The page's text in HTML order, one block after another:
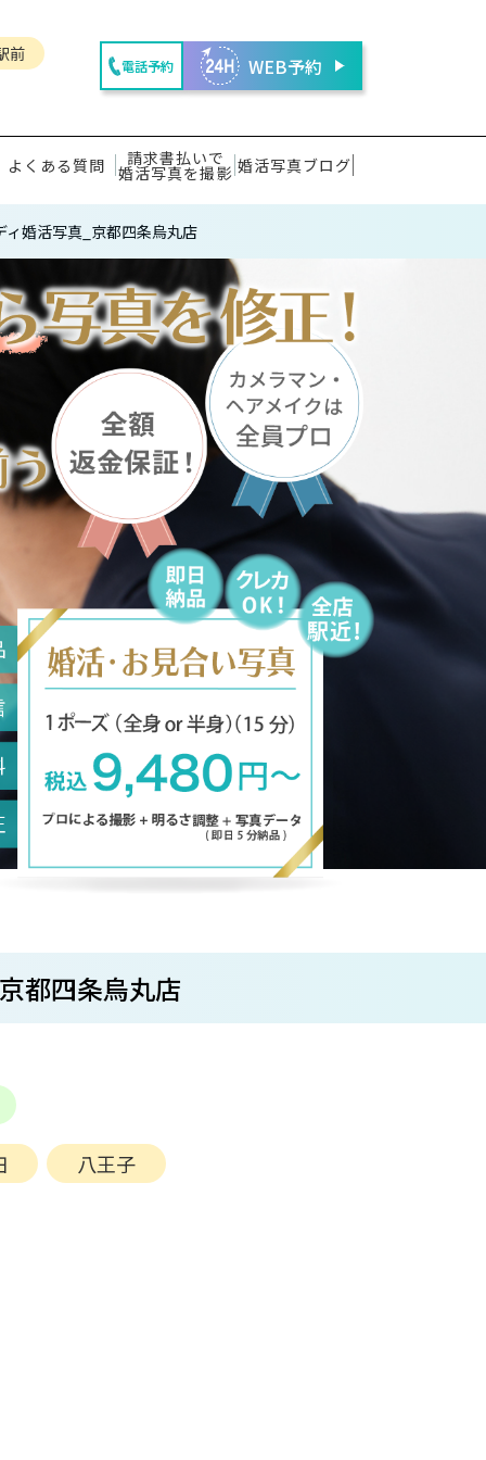
前
電話予約 WEB予約
よくある質問 請求書払いで
婚活写真を撮影 婚活写真ブログ
婚活写真_京都四条烏丸店
都四条烏丸店
八王子